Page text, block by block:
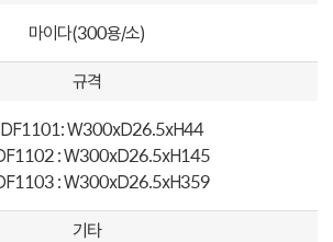
마이다(300용/소)
규격
W300xD26.5xH44
: W300xD26.5xH145
: W300xD26.5xH359
기타